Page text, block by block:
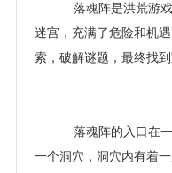
落魂阵是洪荒游
迷宫，充满了危险和机
索，破解谜题，最终找到
落魂阵的入口在
一个洞穴，洞穴内有着